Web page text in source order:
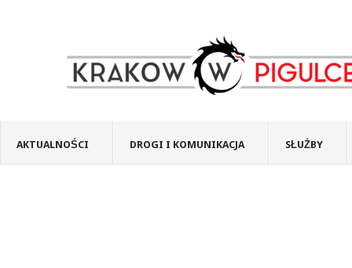
AKTUALNOŚCI DROGI I KOMUNIKACJA SŁUŻBY